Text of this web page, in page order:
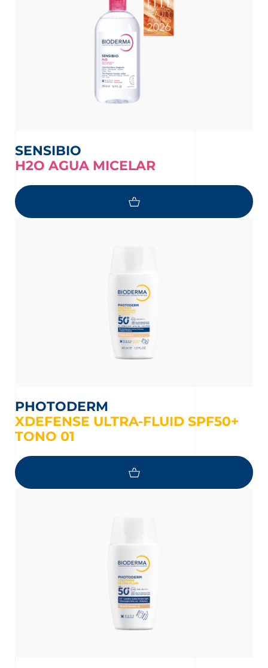
SENSIBIO
H2O AGUA MICELAR
PHOTODERM
XDEFENSE ULTRA-FLUID SPF50+
TONO 01